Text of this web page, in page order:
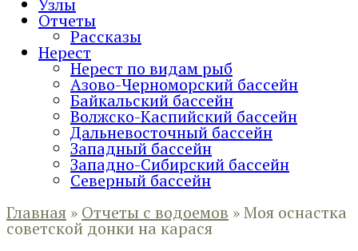
Узлы
Отчеты
Рассказы
Нерест
Нерест по видам рыб
Азово-Черноморский бассейн
Байкальский бассейн
Волжско-Каспийский бассейн
Дальневосточный бассейн
Западный бассейн
Западно-Сибирский бассейн
Северный бассейн
Главная » Отчеты с водоемов »Моя оснастка
советской донки на карася